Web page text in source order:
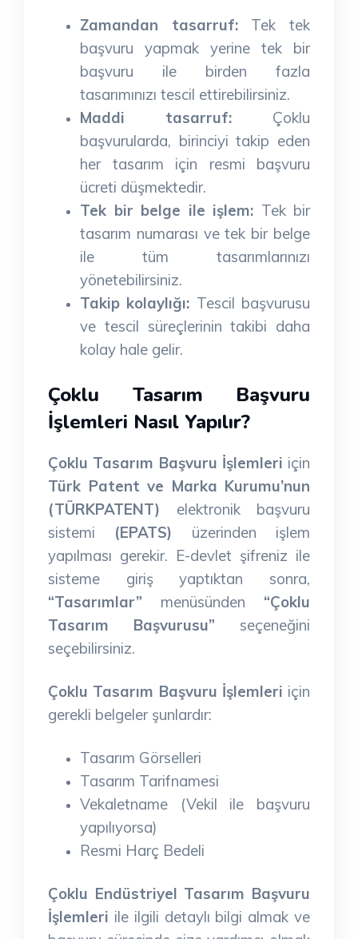
Zamandan tasarruf:Tek tek
başvuru yapmak yerine tek bir
başvuru ile birden fazla
tasarımınızı tescil ettirebilirsiniz.
Maddi tasarruf: Çoklu
başvurularda, birinciyi takip eden
her tasarım için resmi başvuru
ücreti düşmektedir.
Tek bir belge ile işlem: Tek bir
tasarım numarası ve tek bir belge
ile tüm tasarımlarınızı
yönetebilirsiniz.
Takip kolaylığı: Tescil başvurusu
ve tescil süreçlerinin takibi daha
kolay hale gelir.
Çoklu Tasarım Başvuru
İşlemleri Nasıl Yapılır?
Çoklu Tasarım Başvuru İşlemleri için
Türk Patent ve Marka Kurumu’nun
(TÜRKPATENT) elektronik başvuru
sistemi (EPATS) üzerinden işlem
yapılması gerekir. E-devlet şifreniz ile
sisteme giriş yaptıktan sonra,
“Tasarımlar” menüsünden “Çoklu
Tasarım Başvurusu” seçeneğini
seçebilirsiniz.
Çoklu Tasarım Başvuru İşlemleri için
gerekli belgeler şunlardır:
Tasarım Görselleri
Tasarım Tarifnamesi
Vekaletname (Vekil ile başvuru
yapılıyorsa)
Resmi Harç Bedeli
Çoklu Endüstriyel Tasarım Başvuru
İşlemleri ile ilgili detaylı bilgi almak ve